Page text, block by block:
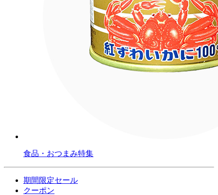
食品・おつまみ特集
期間限定セール
クーポン